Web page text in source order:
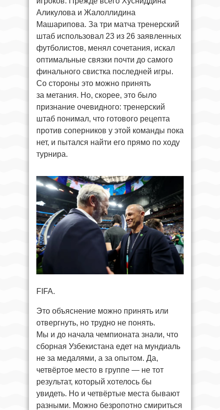
Аликулова и Жалоллидина
Машарипова. За три матча тренерский
штаб использовал 23 из 26 заявленных
футболистов, менял сочетания, искал
оптимальные связки почти до самого
финального свистка последней игры.
Со стороны это можно принять
за метания. Но, скорее, это было
признание очевидного: тренерский
штаб понимал, что готового рецепта
против соперников у этой команды пока
нет, и пытался найти его прямо по ходу
турнира.
FIFA.
Это объяснение можно принять или
отвергнуть, но трудно не понять.
Мы и до начала чемпионата знали, что
сборная Узбекистана едет на мундиаль
не за медалями, а за опытом. Да,
четвёртое место в группе — не тот
результат, который хотелось бы
увидеть. Но и четвёртые места бывают
разными. Можно безропотно смириться